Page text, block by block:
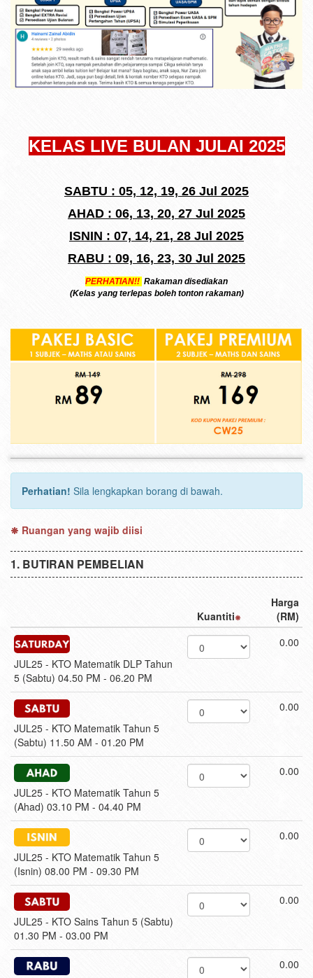
KELAS LIVE BULAN JULAI 2025
SABTU : 05, 12, 19, 26 Jul 2025
AHAD : 06, 13, 20, 27 Jul 2025
ISNIN : 07, 14, 21, 28 Jul 2025
RABU : 09, 16, 23, 30 Jul 2025
PERHATIAN!! Rakaman disediakan
(Kelas yang terlepas boleh tonton rakaman)
Perhatian! Sila lengkapkan borang di bawah.
Ruangan yang wajib diisi
BUTIRAN PEMBELIAN
Kuantiti
Harga
(RM)
JUL25 - KTO Matematik DLP Tahun
5 (Sabtu) 04.50 PM - 06.20 PM
0.00
JUL25 - KTO Matematik Tahun 5
(Sabtu) 11.50 AM - 01.20 PM
0.00
JUL25 - KTO Matematik Tahun 5
(Ahad) 03.10 PM - 04.40 PM
0.00
JUL25 - KTO Matematik Tahun 5
(Isnin) 08.00 PM - 09.30 PM
0.00
JUL25 - KTO Sains Tahun 5 (Sabtu)
01.30 PM - 03.00 PM
0.00
0.00